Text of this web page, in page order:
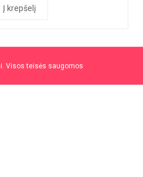
Į krepšelį
Visos teisės saugomos